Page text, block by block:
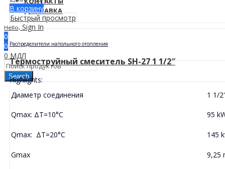
ДОСТАВКА
Hello, Sign In
0
0
0 МДЛ
Search
В корзину
Быстрый просмотр
Распределители напольного отопления
Термоструйный смеситель SH-27 1 1/2″
Highlights:
Диаметр соединения
1 1/
Qmax: ΔT=10°C 95
Qmax: ΔT=20°C 145
Gmax 9,25